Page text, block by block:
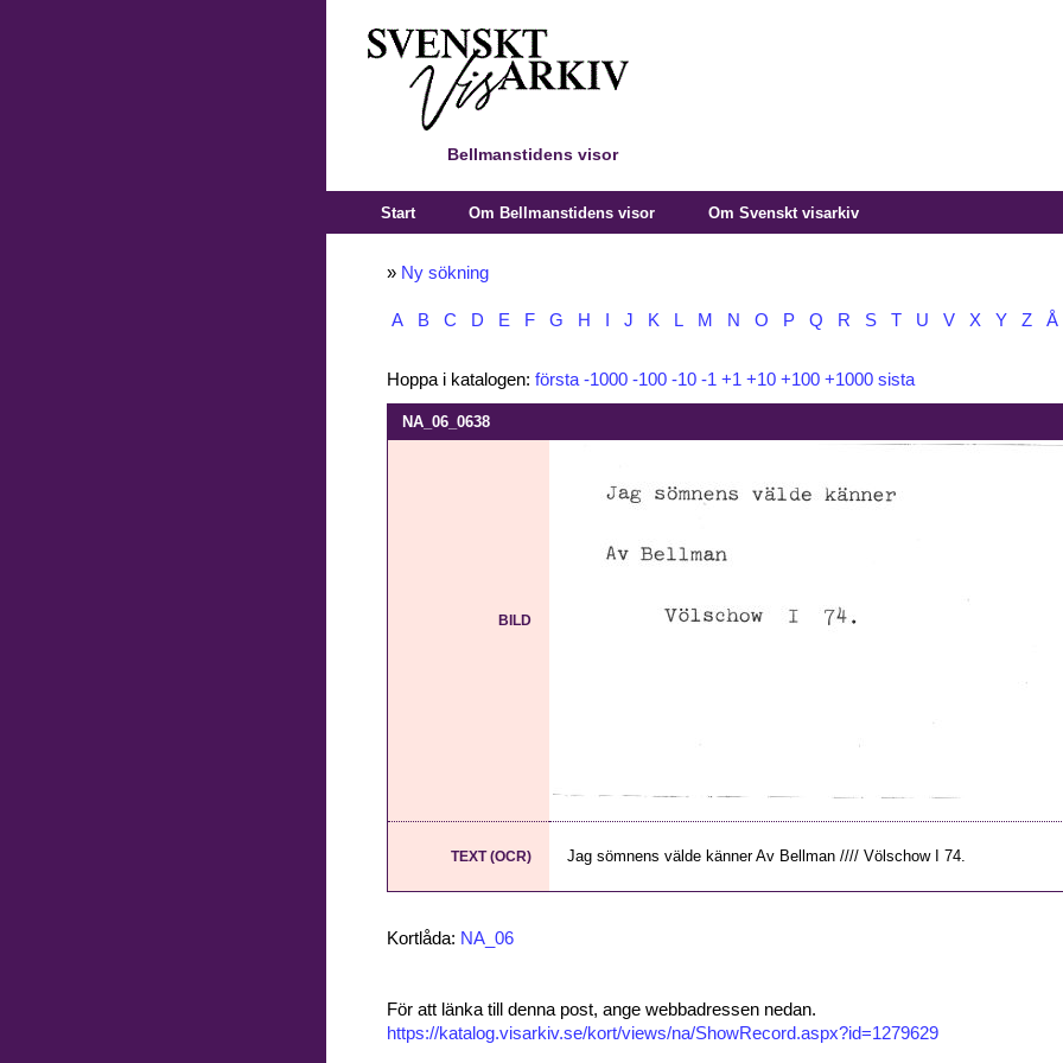
Bellmanstidens visor
Start Om Bellmanstidens visor Om Svenskt visarkiv
» Ny sökning
A B C D E F G H J K L M N O P Q R S T U V X Y Z Å
Hoppa i katalogen: första -1000 -100 -10 -1 +1 +10 +100 +1000 sista
NA_06_0638
BILD
TEXT (OCR) Jag sömnens välde känner Av Bellman //// Völschow I 74.
Kortlåda: NA_06
För att länka till denna post, ange webbadressen nedan.
https://katalog.visarkiv.se/kort/views/na/ShowRecord.aspx?id=1279629